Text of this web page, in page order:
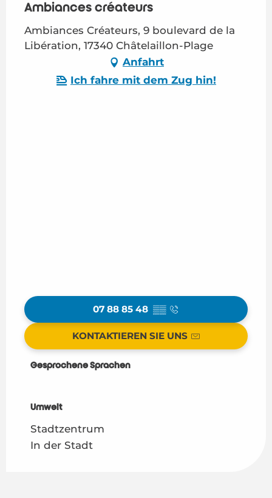
Ambiances créateurs
Ambiances Créateurs, 9 boulevard de la
Libération, 17340 Châtelaillon-Plage
Anfahrt
Ich fahre mit dem Zug hin!
07 88 85 48 ▒▒
KONTAKTIEREN SIE UNS
Gesprochene Sprachen
Gesprochene Sprachen
Umwelt
Umwelt
Stadtzentrum
In der Stadt